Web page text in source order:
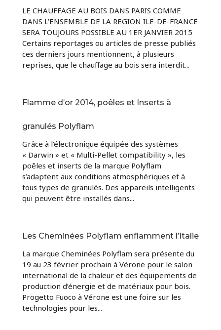
LE CHAUFFAGE AU BOIS DANS PARIS COMME
DANS L’ENSEMBLE DE LA REGION ILE-DE-FRANCE
SERA TOUJOURS POSSIBLE AU 1ER JANVIER 2015
Certains reportages ou articles de presse publiés
ces derniers jours mentionnent, à plusieurs
reprises, que le chauffage au bois sera interdit...
Flamme d’or 2014, poêles et Inserts à
granulés Polyflam
Grâce à l’électronique équipée des systèmes
« Darwin » et « Multi-Pellet compatibility », les
poêles et inserts de la marque Polyflam
s’adaptent aux conditions atmosphériques et à
tous types de granulés. Des appareils intelligents
qui peuvent être installés dans...
Les Cheminées Polyflam enflamment l’Italie
La marque Cheminées Polyflam sera présente du
19 au 23 février prochain à Vérone pour le salon
international de la chaleur et des équipements de
production d’énergie et de matériaux pour bois.
Progetto Fuoco à Vérone est une foire sur les
technologies pour les...